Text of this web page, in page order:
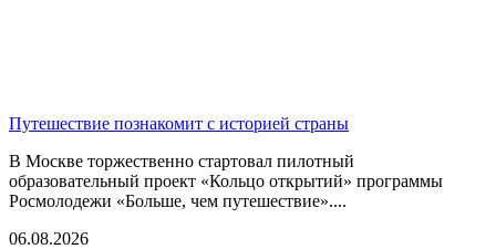
Путешествие познакомит с историей страны
В Москве торжественно стартовал пилотный
образовательный проект «Кольцо открытий» программы
Росмолодежи «Больше, чем путешествие»....
06.08.2026